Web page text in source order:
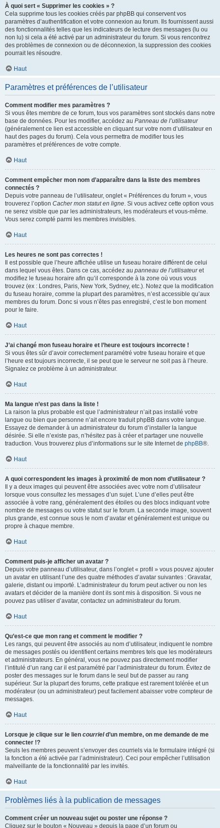
À quoi sert « Supprimer les cookies » ?
Cela supprime tous les cookies créés par phpBB qui conservent vos
paramètres d’authentification et votre connexion au forum. Ils fournissent aussi
des fonctionnalités telles que les indicateurs de lecture des messages (lu ou
non lu) si cela a été activé par un administrateur du forum. Si vous rencontrez
des problèmes de connexion ou de déconnexion, la suppression des cookies
pourrait les résoudre.
Haut
Paramètres et préférences de l’utilisateur
Comment modifier mes paramètres ?
Si vous êtes membre de ce forum, tous vos paramètres sont stockés dans notre
base de données. Pour les modifier, accédez au Panneau de l’utilisateur
(généralement ce lien est accessible en cliquant sur votre nom d’utilisateur en
haut des pages du forum). Cela vous permettra de modifier tous les
paramètres et préférences de votre compte.
Haut
Comment empêcher mon nom d’apparaître dans la liste des membres
connectés ?
Depuis votre panneau de l’utilisateur, onglet « Préférences du forum », vous
trouverez l’option Cacher mon statut en ligne. Si vous activez cette option vous
ne serez visible que par les administrateurs, les modérateurs et vous-même.
Vous serez compté parmi les membres invisibles.
Haut
Les heures ne sont pas correctes !
Il est possible que l’heure affichée utilise un fuseau horaire différent de celui
dans lequel vous êtes. Dans ce cas, accédez au panneau de l’utilisateuret
modifiez le fuseau horaire afin qu’il corresponde à la zone où vous vous
trouvez (ex : Londres, Paris, New York, Sydney, etc.). Notez que la modification
du fuseau horaire, comme la plupart des paramètres, n’est accessible qu’aux
membres du forum. Donc si vous n’êtes pas enregistré, c’est le bon moment
pour le faire.
Haut
J’ai changé mon fuseau horaire et l’heure est toujours incorrecte !
Si vous êtes sûr d’avoir correctement paramétré votre fuseau horaire et que
l’heure est toujours incorrecte, il se peut que le serveur ne soit pas à l’heure.
Signalez ce problème à un administrateur.
Haut
Ma langue n’est pas dans la liste !
La raison la plus probable est que l’administrateur n’ait pas installé votre
langue ou bien que personne n’ait encore traduit phpBB dans votre langue.
Essayez de demander à un administrateur du forum d’installer la langue
désirée. Si elle n’existe pas, n’hésitez pas à créer et partager une nouvelle
traduction. Vous trouverez plus d’informations sur le site Internet de phpBB®.
Haut
A quoi correspondent les images à proximité de mon nom d’utilisateur ?
Il y a deux images qui peuvent être associées avec votre nom d’utilisateur
lorsque vous consultez les messages d’un sujet. L’une d’elles peut être
associée à votre rang, généralement des étoiles ou des blocs indiquant votre
nombre de messages ou votre statut sur le forum. La seconde image, souvent
plus grande, est connue sous le nom d’avatar et généralement est unique ou
propre à chaque membre.
Haut
Comment puis-je afficher un avatar ?
Depuis votre panneau d’utilisateur, dans l’onglet « profil » vous pouvez ajouter
un avatar en utilisant l’une des quatre méthodes d’avatar suivantes : Gravatar,
galerie, distant ou importé. L’administrateur du forum peut activer ou non les
avatars et décider de la manière dont ils sont mis à disposition. Si vous ne
pouvez pas utiliser d’avatar, contactez un administrateur du forum.
Haut
Qu’est-ce que mon rang et comment le modifier ?
Les rangs, qui peuvent être associés au nom d’utilisateur, indiquent le nombre
de messages postés ou identifient certains membres tels que les modérateurs
et administrateurs. En général, vous ne pouvez pas directement modifier
l’intitulé d’un rang car il est paramétré par l’administrateur du forum. Évitez de
poster des messages sur le forum dans le seul but de passer au rang
supérieur. Sur la plupart des forums, cette pratique est rarement tolérée et un
modérateur (ou un administrateur) peut facilement abaisser votre compteur de
messages.
Haut
Lorsque je clique sur le lien courrield’un membre, on me demande de me
connecter !?
Seuls les membres peuvent s’envoyer des courriels via le formulaire intégré (si
la fonction a été activée par l’administrateur). Ceci pour empêcher l’utilisation
malveillante de la fonctionnalité par les invités.
Haut
Problèmes liés à la publication de messages
Comment créer un nouveau sujet ou poster une réponse ?
Cliquez sur le bouton « Nouveau » depuis la page d’un forum ou